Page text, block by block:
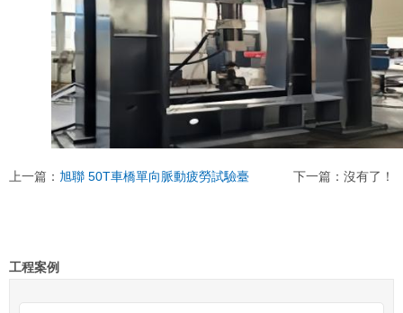
上一篇： 旭聯 50T車橋單向脈動疲勞試驗臺 下一篇：沒有了！
工程案例